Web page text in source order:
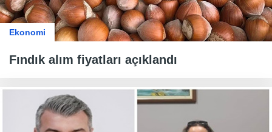
Ekonomi
Fındık alım fiyatları açıklandı